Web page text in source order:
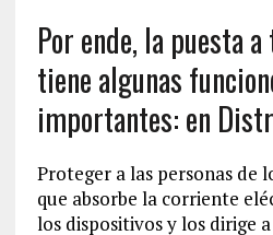
Por ende, la puesta
tiene algunas
importantes: en
Proteger a las personas de
que absorbe la corriente
los dispositivos y los dirige